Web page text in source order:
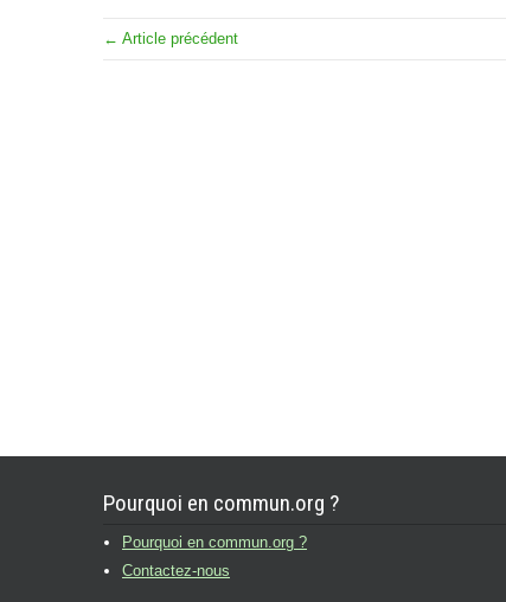
← Article précédent
Pourquoi en commun.org ?
Pourquoi en commun.org ?
Contactez-nous